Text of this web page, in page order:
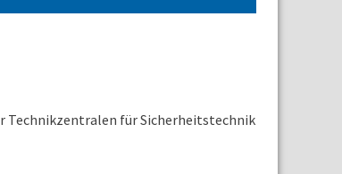
Technikzentralen für Sicherheitstechnik